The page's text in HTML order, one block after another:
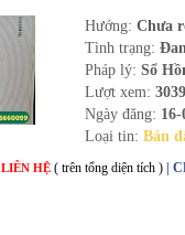
Hướng: Chưa
Tình trạng:
Pháp lý: Sổ
Lượt xem: 3039
Ngày đăng: 16-
Loại tin: Bán
LIÊN HỆ ( trên tổng diện tích ) |